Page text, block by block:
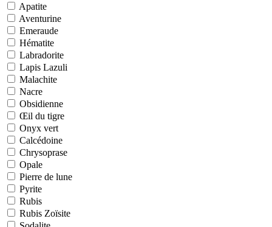
Apatite
Aventurine
Emeraude
Hématite
Labradorite
Lapis Lazuli
Malachite
Nacre
Obsidienne
Œil du tigre
Onyx vert
Calcédoine
Chrysoprase
Opale
Pierre de lune
Pyrite
Rubis
Rubis Zoïsite